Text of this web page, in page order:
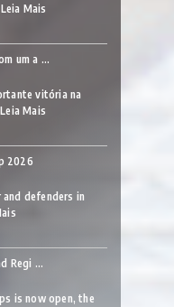
Leia Mais
um a …
vitória na
Leia Mais
2026
defenders in
Regi …
is now open, the